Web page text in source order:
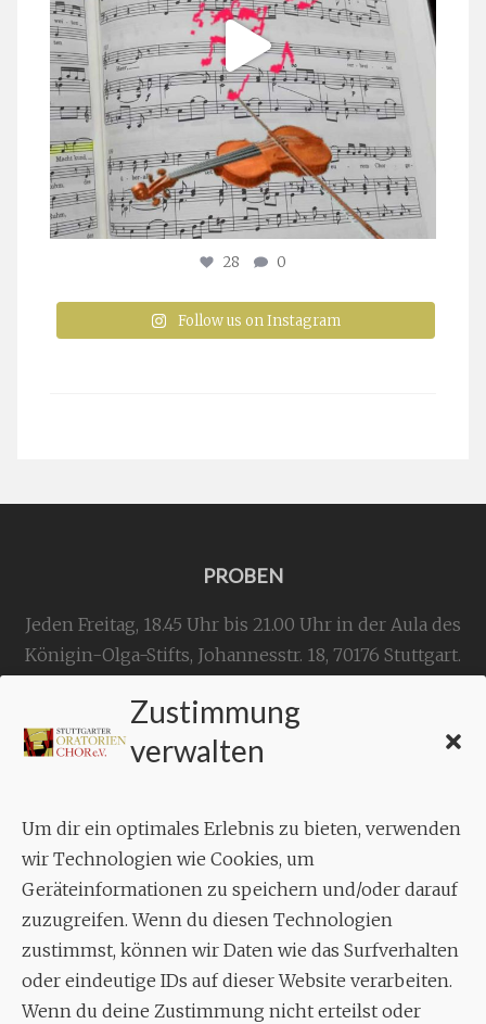
Zustimmung
verwalten
Um dir ein optimales Erlebnis zu bieten, verwenden
wir Technologien wie Cookies, um
Geräteinformationen zu speichern und/oder darauf
zuzugreifen. Wenn du diesen Technologien
zustimmst, können wir Daten wie das Surfverhalten
oder eindeutige IDs auf dieser Website verarbeiten.
Wenn du deine Zustimmung nicht erteilst oder
28 0
Follow us on Instagram
PROBEN
Jeden Freitag, 18.45 Uhr bis 21.00 Uhr in der Aula des
Königin-Olga-Stifts, Johannesstr. 18, 70176 Stuttgart.
KONTAKT
Geschäftsstelle:
Aixheimer Str. 18
70619 Stuttgart
MUSIK
Musikalischer Leiter:
Enrico Trummer